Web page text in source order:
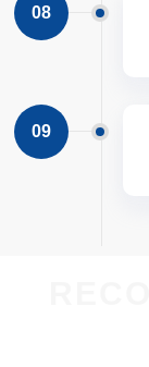
08
09